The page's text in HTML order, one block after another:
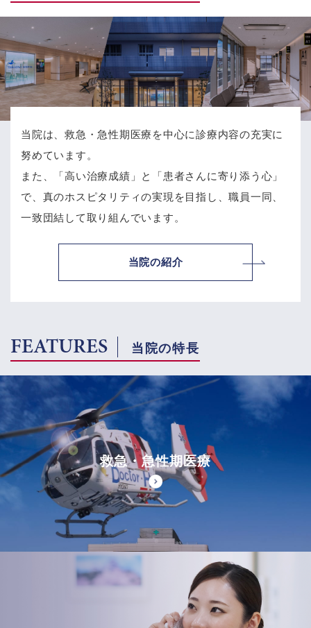
当院は、救急・急性期医療を中心に診療内容の充実に
努めています。
また、「高い治療成績」と「患者さんに寄り添う心」
で、 真のホスピタリティの実現を目指し、職員一同、
一致団結して取り組んでいます。
当院の紹介
FEATURES 当院の特長
救急・急性期医療